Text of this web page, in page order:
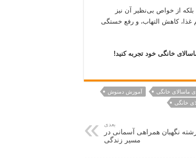
از خواص بی‌نظیر آن نیز
غذا، کاهش التهاب، و رفع خستگی
خانگی خود تجربه کنید!
ماسالای خانگی
آموزش دمنوش
خانگی
بعدی
نگهبان همراهی آسمانی در
مسیر زندگی